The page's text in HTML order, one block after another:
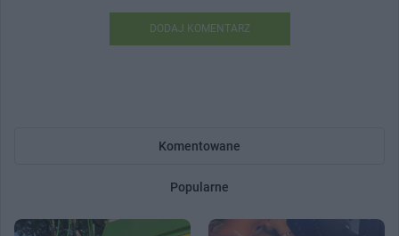
DODAJ KOMENTARZ
Komentowane
Popularne